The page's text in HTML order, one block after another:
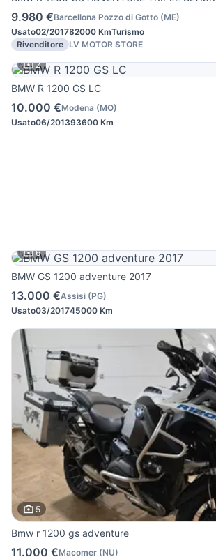
9.980 €Barcellona Pozzo di Gotto (ME)
Usato02/201782000 KmTurismo
Rivenditore LV MOTOR STORE
2
BMW R 1200 GS LC
10.000 €Modena (MO)
Usato06/201393600 Km
6
BMW GS 1200 adventure 2017
13.000 €Assisi (PG)
Usato03/201745000 Km
5
Bmw r 1200 gs adventure
11.000 €Macomer (NU)